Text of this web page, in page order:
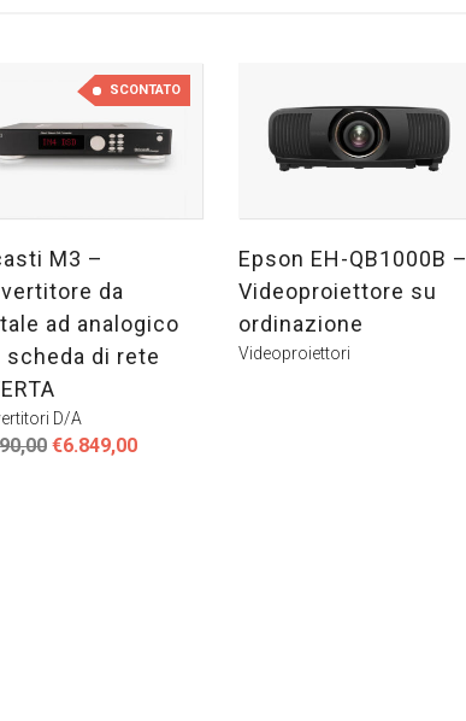
SCONTATO
M3 –
da
ad analogico
scheda di rete
D/A
Il
€6.849,00Il
Epson EH-QB1000B –
Videoproiettore su
ordinazione
Videoproiettori